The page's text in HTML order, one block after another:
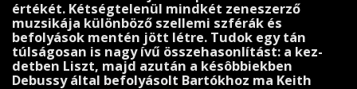
értékét. Kétségtelenül mindkét zeneszerző
muzsikája különböző szellemi szférák és
befolyások mentén jött létre. Tudok egy tán
túlságosan is nagy ívű összehasonlítást: a kez­
detben Liszt, majd azután a késôbbiekben
Debussy által befolyásolt Bartókhoz ma Keith